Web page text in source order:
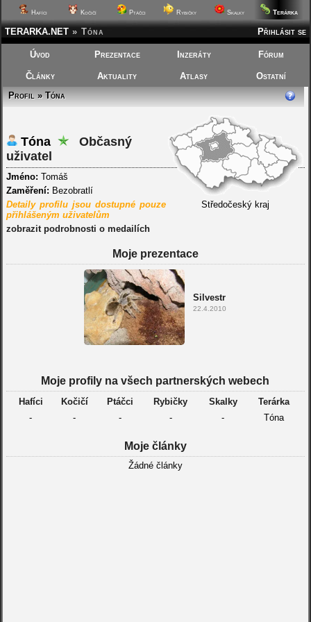
Hafíci Kočičí Ptáčci Rybičky Skalky Terárka
Přihlásit se
TERARKA.NET » Tóna
Úvod Prezentace Inzeráty Fórum
Články Aktuality Atlasy
Ostatní
Profil » Tóna
Středočeský kraj
Tóna
Občasný
uživatel
Jméno: Tomáš
Zaměření: Bezobratlí
Detaily profilu jsou dostupné pouze
přihlášeným uživatelům
zobrazit podrobnosti o medailích
Moje prezentace
Silvestr
22.4.2010
Moje profily na všech partnerských webech
Hafíci Kočičí Ptáčci Rybičky Skalky
Terárka
-
- - - - Tóna
Moje články
Žádné články